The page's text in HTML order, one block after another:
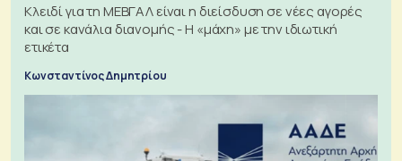
Κλειδί για τη ΜΕΒΓΑΛ είναι η διείσδυση σε νέες αγορές
και σε κανάλια διανομής - Η «μάχη» με την ιδιωτική
ετικέτα
Κωνσταντίνος Δημητρίου